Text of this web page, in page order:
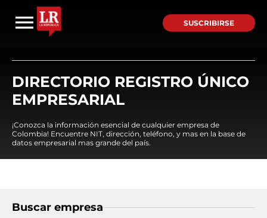
SUSCRIBIRSE
DIRECTORIO REGISTRO ÚNICO
EMPRESARIAL
¡Conozca la información esencial de cualquier empresa de
Colombia! Encuentre NIT, dirección, teléfono, y mas en la base de
datos empresarial mas grande del país.
Buscar empresa